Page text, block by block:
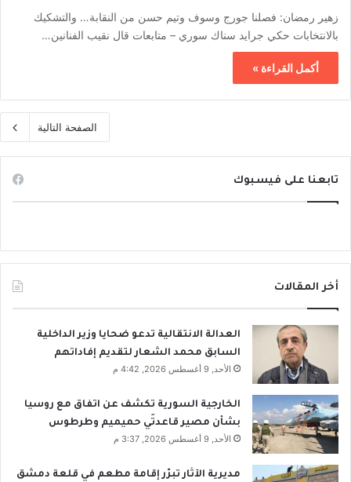
زهير رمضان: فصلنا جورج وسوف وتيم حسن من النقابة… والتشكيك
بالانتخابات حكي جرايد سناك سوري – متابعات قال نقيب الفنانين…
أكمل القراءة »
الصفحة التالية
تابعنا على فيسبوك
أخر المقالات
العدالة الانتقالية تدعو ضحايا وزير الداخلية
السابق محمد الشعار لتقديم إفاداتهم
الأحد, 9 أغسطس 2026, 4:42 م
الخارجية السورية تكشف عن اتفاق مع روسيا
بشأن مصير قاعدتَي حميميم وطرطوس
الأحد, 9 أغسطس 2026, 3:37 م
مديرية الآثار تبرّر إقامة مطعم في قلعة دمشق